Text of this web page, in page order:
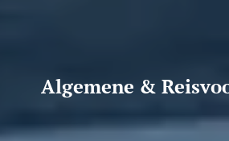
Algemene &